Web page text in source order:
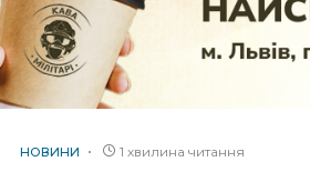
НОВИНИ 1 хвилина читання